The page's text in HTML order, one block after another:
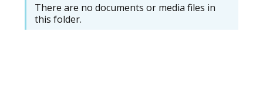
There are no documents or media files in
this folder.